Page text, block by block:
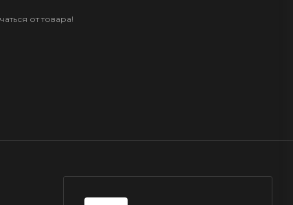
от товара!